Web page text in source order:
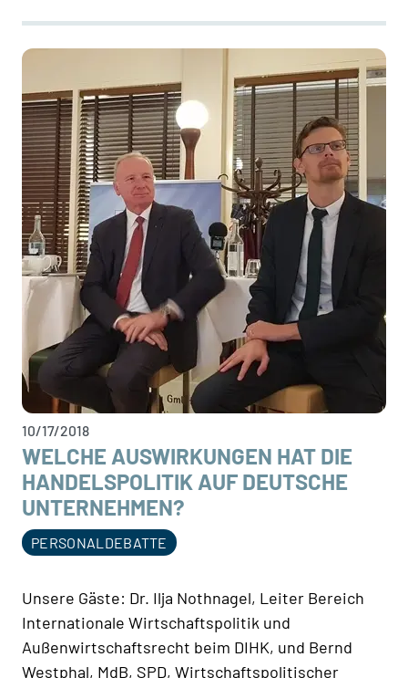
10/17/2018
WELCHE AUSWIRKUNGEN HAT DIE
HANDELSPOLITIK AUF DEUTSCHE
UNTERNEHMEN?
PERSONALDEBATTE
Unsere Gäste: Dr. Ilja Nothnagel, Leiter Bereich
Internationale Wirtschaftspolitik und
Außenwirtschaftsrecht beim DIHK, und Bernd
Westphal, MdB, SPD, Wirtschaftspolitischer